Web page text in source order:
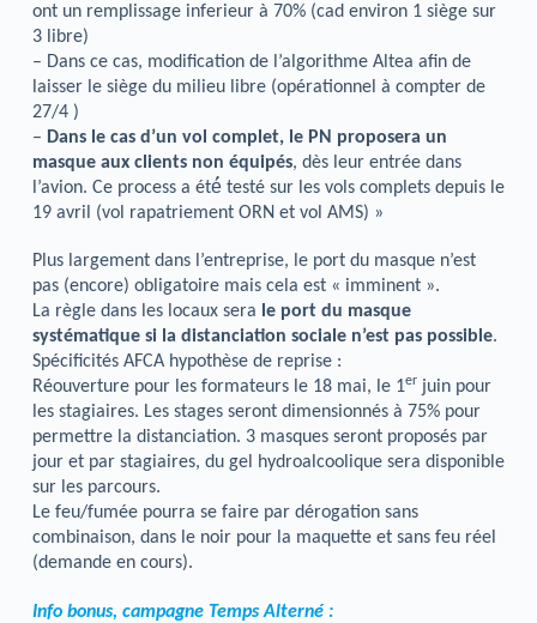
ont un remplissage inferieur à 70% (cad environ 1 siège sur
3 libre)
– Dans ce cas, modification de l’algorithme Altea afin de
laisser le siège du milieu libre (opérationnel à compter de
27/4 )
– Dans le cas d’un vol complet, le PN proposera un
masque aux clients non équipés, dès leur entrée dans
l’avion. Ce process a été́ testé sur les vols complets depuis le
19 avril (vol rapatriement ORN et vol AMS) »
Plus largement dans l’entreprise, le port du masque n’est
pas (encore) obligatoire mais cela est « imminent ».
La règle dans les locaux sera le port du masque
systématique si la distanciation sociale n’est pas possible.
Spécificités AFCA hypothèse de reprise :
Réouverture pour les formateurs le 18 mai, le 1er juin pour
les stagiaires. Les stages seront dimensionnés à 75% pour
permettre la distanciation. 3 masques seront proposés par
jour et par stagiaires, du gel hydroalcoolique sera disponible
sur les parcours.
Le feu/fumée pourra se faire par dérogation sans
combinaison, dans le noir pour la maquette et sans feu réel
(demande en cours).
Info bonus, campagne Temps Alterné :